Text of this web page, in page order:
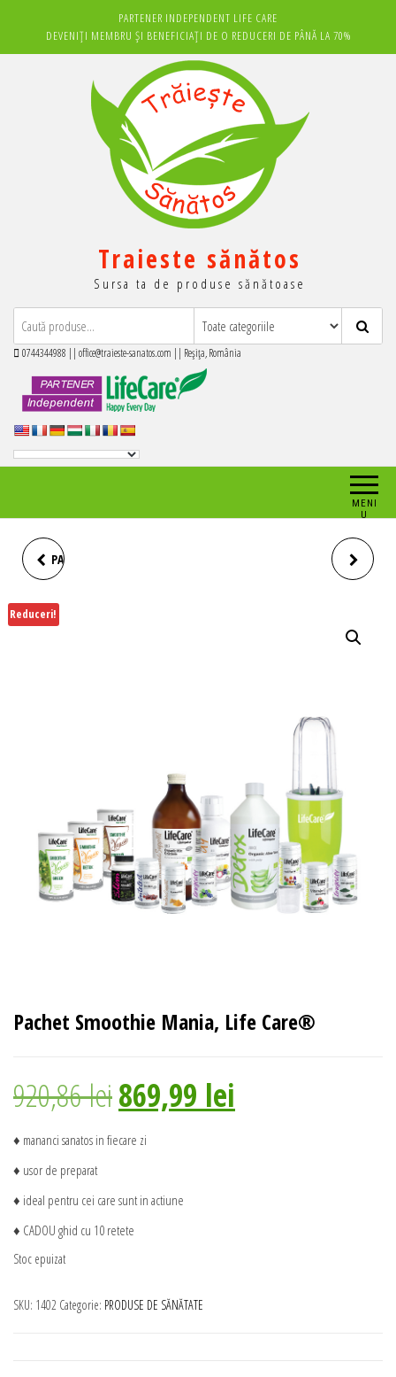
conținut
PARTENER INDEPENDENT LIFE CARE
DEVENIȚI MEMBRU ȘI BENEFICIAȚI DE O REDUCERI DE PÂNĂ LA 70%
Traieste sănătos
Sursa ta de produse sănătoase
0744344988 || office@traieste-sanatos.com || Reșița, România
MENI
U
PASTA DE DINTI CU EFECT DE
ALBIRE, CU CARBUNE ACTIV,
Reduceri!
Pachet Smoothie Mania, Life Care®
920,86leiPrețul
inițial
a
fost:
920,86 lei.
869,99 lei
♦ mananci sanatos in fiecare zi
♦ usor de preparat
♦ ideal pentru cei care sunt in actiune
♦ CADOU ghid cu 10 retete
Stoc epuizat
SKU: 1402 Categorie: PRODUSE DE SĂNĂTATE